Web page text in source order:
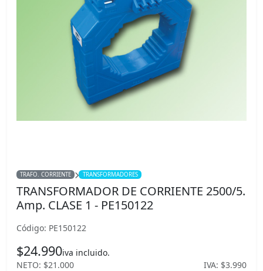
TRAFO. CORRIENTE TRANSFORMADORES
TRANSFORMADOR DE CORRIENTE 2500/5.
Amp. CLASE 1 - PE150122
Código: PE150122
$24.990iva incluido.
NETO: $21.000
IVA: $3.990